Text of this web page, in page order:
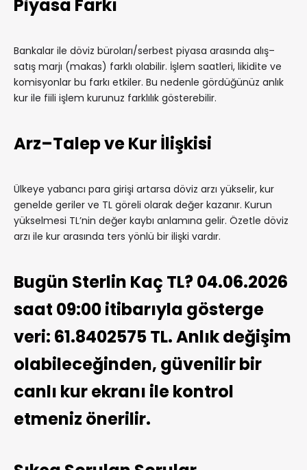
Piyasa Farkı
Bankalar ile döviz büroları/serbest piyasa arasında alış–
satış marjı (makas) farklı olabilir. İşlem saatleri, likidite ve
komisyonlar bu farkı etkiler. Bu nedenle gördüğünüz anlık
kur ile fiili işlem kurunuz farklılık gösterebilir.
Arz–Talep ve Kur İlişkisi
Ülkeye yabancı para girişi artarsa döviz arzı yükselir, kur
genelde geriler ve TL göreli olarak değer kazanır. Kurun
yükselmesi TL’nin değer kaybı anlamına gelir. Özetle döviz
arzı ile kur arasında ters yönlü bir ilişki vardır.
Bugün Sterlin Kaç TL? 04.06.2026
saat 09:00 itibarıyla gösterge
veri: 61.8402575 TL. Anlık değişim
olabileceğinden, güvenilir bir
canlı kur ekranı ile kontrol
etmeniz önerilir.